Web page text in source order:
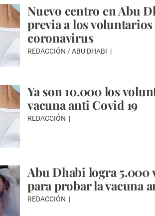
Nuevo centro en Abu
previa a los voluntarios
coronavirus
REDACCIÓN / ABU DHABI
Ya son 10.000 los
vacuna anti Covid 19
REDACCIÓN
Abu Dhabi logra 5.000
para probar la vacuna
REDACCIÓN